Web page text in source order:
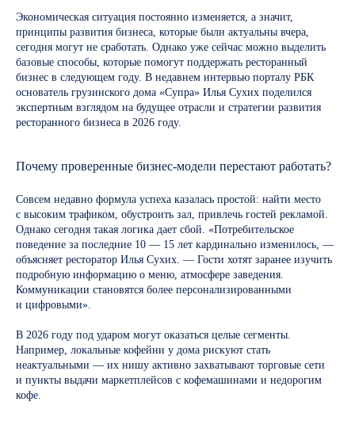
Экономическая ситуация постоянно изменяется, а значит,
принципы развития бизнеса, которые были актуальны вчера,
сегодня могут не сработать. Однако уже сейчас можно выделить
базовые способы, которые помогут поддержать ресторанный
бизнес в следующем году. В недавнем интервью порталу РБК
основатель грузинского дома «Супра» Илья Сухих поделился
экспертным взглядом на будущее отрасли и стратегии развития
ресторанного бизнеса в 2026 году.
Почему проверенные бизнес-модели перестают работать?
Совсем недавно формула успеха казалась простой: найти место
с высоким трафиком, обустроить зал, привлечь гостей рекламой.
Однако сегодня такая логика дает сбой. «Потребительское
поведение за последние 10 — 15 лет кардинально изменилось, —
объясняет ресторатор Илья Сухих. — Гости хотят заранее изучить
подробную информацию о меню, атмосфере заведения.
Коммуникации становятся более персонализированными
и цифровыми».
В 2026 году под ударом могут оказаться целые сегменты.
Например, локальные кофейни у дома рискуют стать
неактуальными — их нишу активно захватывают торговые сети
и пункты выдачи маркетплейсов с кофемашинами и недорогим
кофе.